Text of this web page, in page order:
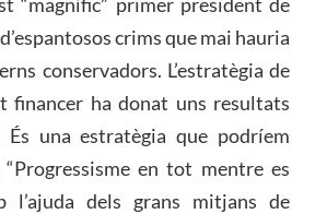
crims que mai hauria
conservadors. L’estratègia de
financer ha donat uns resultats
És una estratègia que podríem
en tot mentre es
l’ajuda dels grans mitjans de